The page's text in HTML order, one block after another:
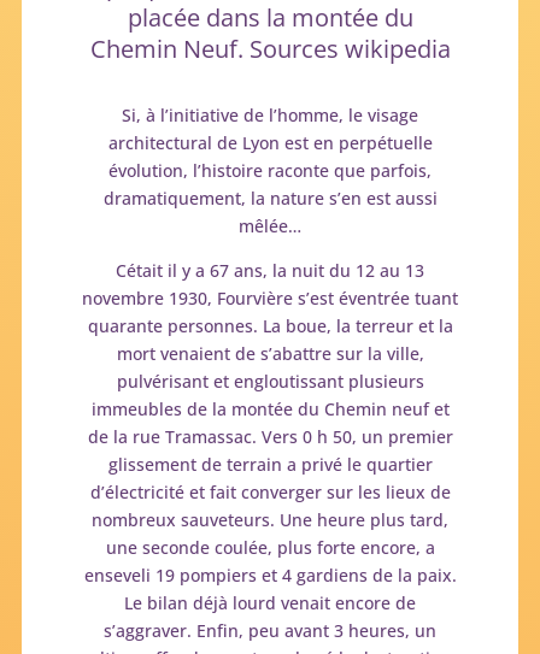
placée dans la montée du
Chemin Neuf. Sources wikipedia
Si, à l’initiative de l’homme, le visage
architectural de Lyon est en perpétuelle
évolution, l’histoire raconte que parfois,
dramatiquement, la nature s’en est aussi
mêlée…
Cétait il y a 67 ans, la nuit du 12 au 13
novembre 1930, Fourvière s’est éventrée tuant
quarante personnes. La boue, la terreur et la
mort venaient de s’abattre sur la ville,
pulvérisant et engloutissant plusieurs
immeubles de la montée du Chemin neuf et
de la rue Tramassac. Vers 0 h 50, un premier
glissement de terrain a privé le quartier
d’électricité et fait converger sur les lieux de
nombreux sauveteurs. Une heure plus tard,
une seconde coulée, plus forte encore, a
enseveli 19 pompiers et 4 gardiens de la paix.
Le bilan déjà lourd venait encore de
s’aggraver. Enfin, peu avant 3 heures, un